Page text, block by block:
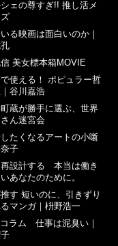
ェの尊すぎ!! 推し活メ
る映画は面白いのか｜
美女標本箱MOVIE
使える！ ポピュラー哲
谷川嘉浩
蔵が勝手に選ぶ、世界
ん迷宮会
たくなるアートの小噺
奈子
設計する 本当は働き
あなたのために。
す 短いのに、引きずり
マンガ｜枡野浩一
ラム 仕事は泥臭い｜